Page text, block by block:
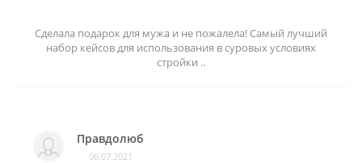
Сделала подарок для мужа и не пожалела! Самый лучший
набор кейсов для использования в суровых условиях
стройки ..
Правдолюб
06.07.2021